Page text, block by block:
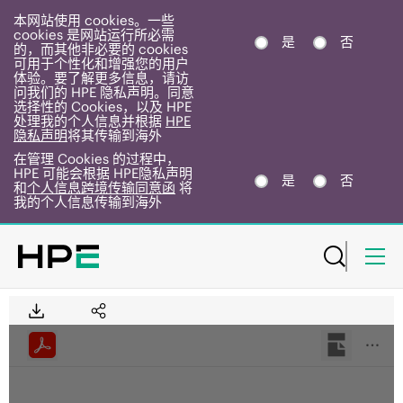
本网站使用 cookies。一些
cookies 是网站运行所必需
的，而其他非必要的 cookies
可用于个性化和增强您的用户
体验。要了解更多信息，请访
问我们的 HPE 隐私声明。同意
选择性的 Cookies，以及 HPE
处理我的个人信息并根据 HPE
隐私声明将其传输到海外
是 否
在管理 Cookies 的过程中，
HPE 可能会根据 HPE隐私声明
和个人信息跨境传输同意函 将
我的个人信息传输到海外
是 否